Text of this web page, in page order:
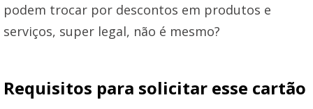
podem trocar por descontos em produtos e
serviços, super legal, não é mesmo?
Requisitos para solicitar esse cartão